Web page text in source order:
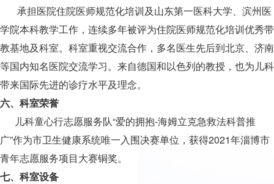
承担医院住院医师规范化培训及山东第一医科大学、滨州医
学院本科教学工作，连续多年被评为住院医师规范化培训优秀带
教基地及科室。科室重视交流合作，多名医生先后到北京、济南
等国内知名医院交流学习。来自德国和以色列的教授，也为儿科
带来国际先进的诊疗水平及理念。
六、科室荣誉
儿科童心行志愿服务队“爱的拥抱-海姆立克急救法科普推
广”作为市卫生健康系统唯一入围决赛单位，获得2021年淄博市
青年志愿服务项目大赛铜奖。
七、科室设备